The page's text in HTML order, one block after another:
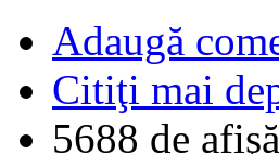
Adaugă
Citiţi mai
5688 de